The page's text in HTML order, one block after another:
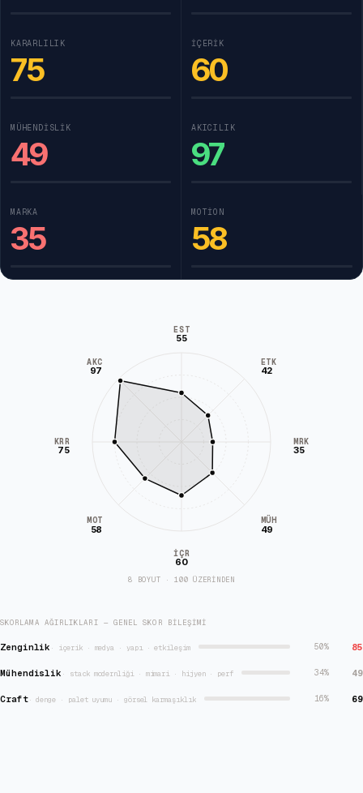
KARARLILIK
75
İÇERIK
60
MÜHENDISLIK
49
AKICILIK
97
MARKA
35
MOTION
58
EST
55
ETK
42
MRK
35
MÜH
49
İÇR
60
MOT
58
KRR
75
AKC
97
8 BOYUT · 100 ÜZERİNDEN
SKORLAMA AĞIRLIKLARI — GENEL SKOR BILEŞIMI
Zenginlik · içerik · medya · yapı · etkileşim 50% 85
Mühendislik · stack modernliği · mimari · hijyen · perf 34% 49
Craft·denge · palet uyumu · görsel karmaşıklık 16% 69